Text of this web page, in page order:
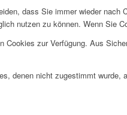
dass Sie immer wieder
nutzen zu können. Wenn Sie
zur Verfügung. Aus
denen nicht zugestimmt